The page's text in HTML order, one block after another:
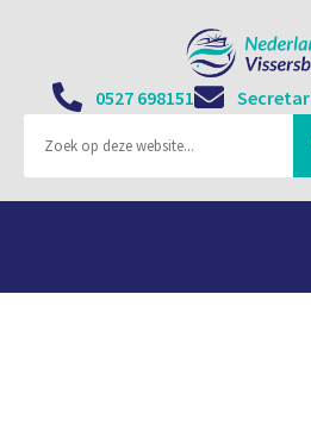
0527 698151